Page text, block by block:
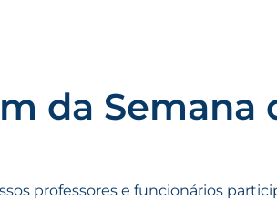
da Semana
professores e funcionários